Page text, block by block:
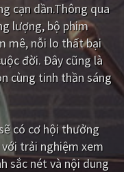
cạn dần.Thông qua
lượng, bộ phim
mê, nỗi lo thất bại
đời. Đây cũng là
cùng tinh thần sáng
có cơ hội thưởng
với trải nghiệm xem
sắc nét và nội dung